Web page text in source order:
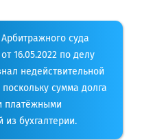
суда
16.05.2022 по делу
недействительной
сумма долга
платёжными
бухгалтерии.